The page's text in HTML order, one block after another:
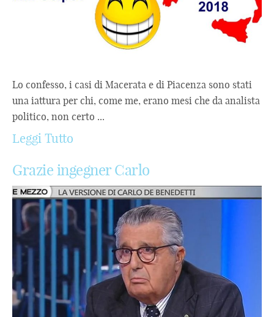
Lo confesso, i casi di Macerata e di Piacenza sono stati
una iattura per chi, come me, erano mesi che da analista
politico, non certo ...
Leggi Tutto
Grazie ingegner Carlo